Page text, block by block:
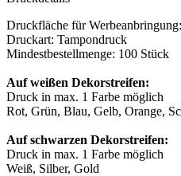
Druckfläche für
Druckart: Tampondruck
Mindestbestellmenge: 100 Stück
Auf weißen Dekorstreifen:
Druck in max. 1 Farbe möglich
Rot, Grün, Blau, Gelb, Orange,
Auf schwarzen Dekorstreifen:
Druck in max. 1 Farbe möglich
Weiß, Silber, Gold